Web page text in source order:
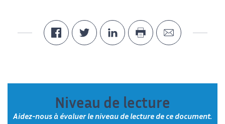
Niveau de lecture
Aidez-nous à évaluer le niveau de lecture de ce document.